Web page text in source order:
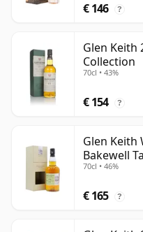
€ 146 ?
Glen Keith
Collection
70cl • 43%
€ 154 ?
Glen Keith
Bakewell
oud
70cl • 46%
€ 165 ?